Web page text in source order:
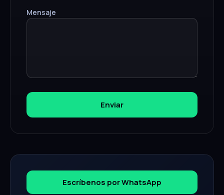
Mensaje
Enviar
Escríbenos por WhatsApp